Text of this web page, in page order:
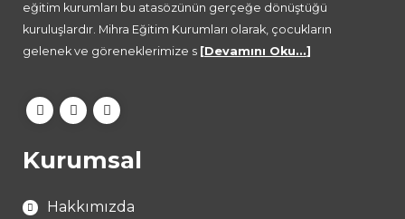
eğitim kurumları bu atasözünün gerçeğe dönüştüğü
kuruluşlardır. Mihra Eğitim Kurumları olarak, çocukların
gelenek ve göreneklerimize s [Devamını Oku...]
Kurumsal
Hakkımızda